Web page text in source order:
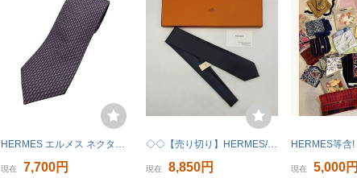
HERMES エルメス ネクタイ シルク パープル系
現在 7,700円
◇◇【売り切り】HERMES/エルメス ネクタイ ピンドット柄 ネイビー系 タグ付き
現在 8,850円 現在 5,000円